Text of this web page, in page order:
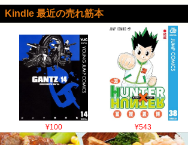
Kindle 最近の売れ筋本
¥100 ¥543